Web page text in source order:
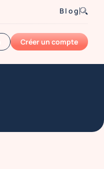
Blog
Créer un compte